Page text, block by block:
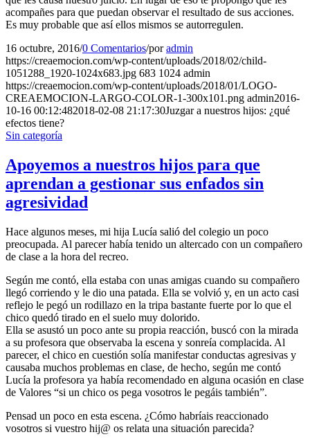
acompañes para que puedan observar el resultado de sus acciones.
Es muy probable que así ellos mismos se autorregulen.
16 octubre, 2016/0 Comentarios/poradmin
https://creaemocion.com/wp-content/uploads/2018/02/child-
1051288_1920-1024x683.jpg 683 1024 admin
https://creaemocion.com/wp-content/uploads/2018/01/LOGO-
CREAEMOCION-LARGO-COLOR-1-300x101.png admin2016-
10-16 00:12:482018-02-08 21:17:30Juzgar a nuestros hijos: ¿qué
efectos tiene?
Sin categoría
Apoyemos a nuestros hijos para que
aprendan a gestionar sus enfados sin
agresividad
Hace algunos meses, mi hija Lucía salió del colegio un poco
preocupada. Al parecer había tenido un altercado con un compañero
de clase a la hora del recreo.
Según me contó, ella estaba con unas amigas cuando su compañero
llegó corriendo y le dio una patada. Ella se volvió y, en un acto casi
reflejo le pegó un rodillazo en la tripa bastante fuerte por lo que el
chico quedó tirado en el suelo muy dolorido.
Ella se asustó un poco ante su propia reacción, buscó con la mirada
a su profesora que observaba la escena y sonreía complacida. Al
parecer, el chico en cuestión solía manifestar conductas agresivas y
causaba muchos problemas en clase, de hecho, según me contó
Lucía la profesora ya había recomendado en alguna ocasión en clase
de Valores “si un chico os pega vosotros le pegáis también”.
Pensad un poco en esta escena. ¿Cómo habríais reaccionado
vosotros si vuestro hij@ os relata una situación parecida?